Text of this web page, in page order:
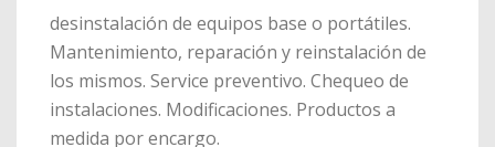
desinstalación de equipos base o portátiles.
Mantenimiento, reparación y reinstalación de
los mismos. Service preventivo. Chequeo de
instalaciones. Modificaciones. Productos a
medida por encargo.